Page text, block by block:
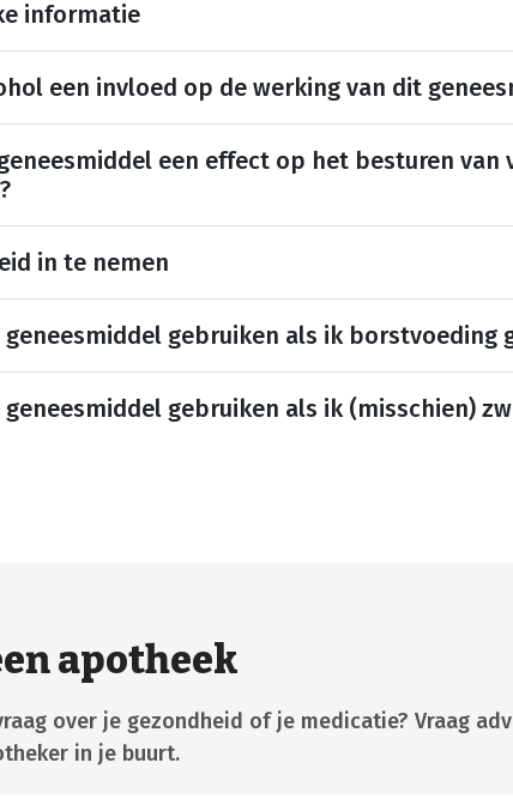
informatie
een invloed op de werking van dit
een effect op het besturen van
in te nemen
geneesmiddel gebruiken als ik borstvoeding
gebruiken als ik (misschien)
apotheek
over je gezondheid of je medicatie? Vraag
in je buurt.